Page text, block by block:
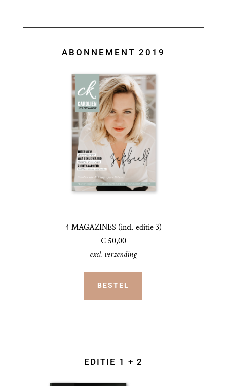
ABONNEMENT 2019
4 MAGAZINES (incl. editie 3)
€ 50,00
excl. verzending
BESTEL
EDITIE 1 + 2